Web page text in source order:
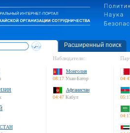
Расширенный поиск
Наблюдатели:
Монголия
08:17 Улан-Батор
Афганистан
04:47 Кабул